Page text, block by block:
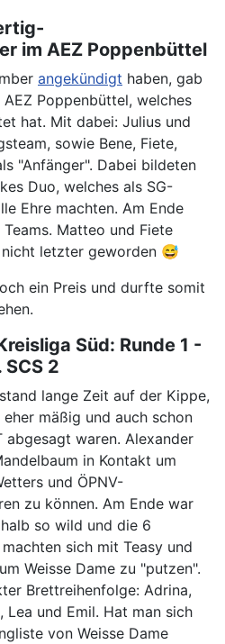
im AEZ Poppenbüttel
angekündigt haben, gab
Poppenbüttel, welches
hat. Mit dabei: Julius und
sowie Bene, Fiete,
"Anfänger". Dabei bildeten
Duo, welches als SG-
Ehre machten. Am Ende
Matteo und Fiete
letzter geworden 😅
ein Preis und durfte somit
Süd: Runde 1 -
2
lange Zeit auf der Kippe,
mäßig und auch schon
abgesagt waren. Alexander
in Kontakt um
und ÖPNV-
zu können. Am Ende war
so wild und die 6
sich mit Teasy und
Weisse Dame zu "putzen".
Brettreihenfolge: Adrina,
Lea und Emil. Hat man sich
von Weisse Dame